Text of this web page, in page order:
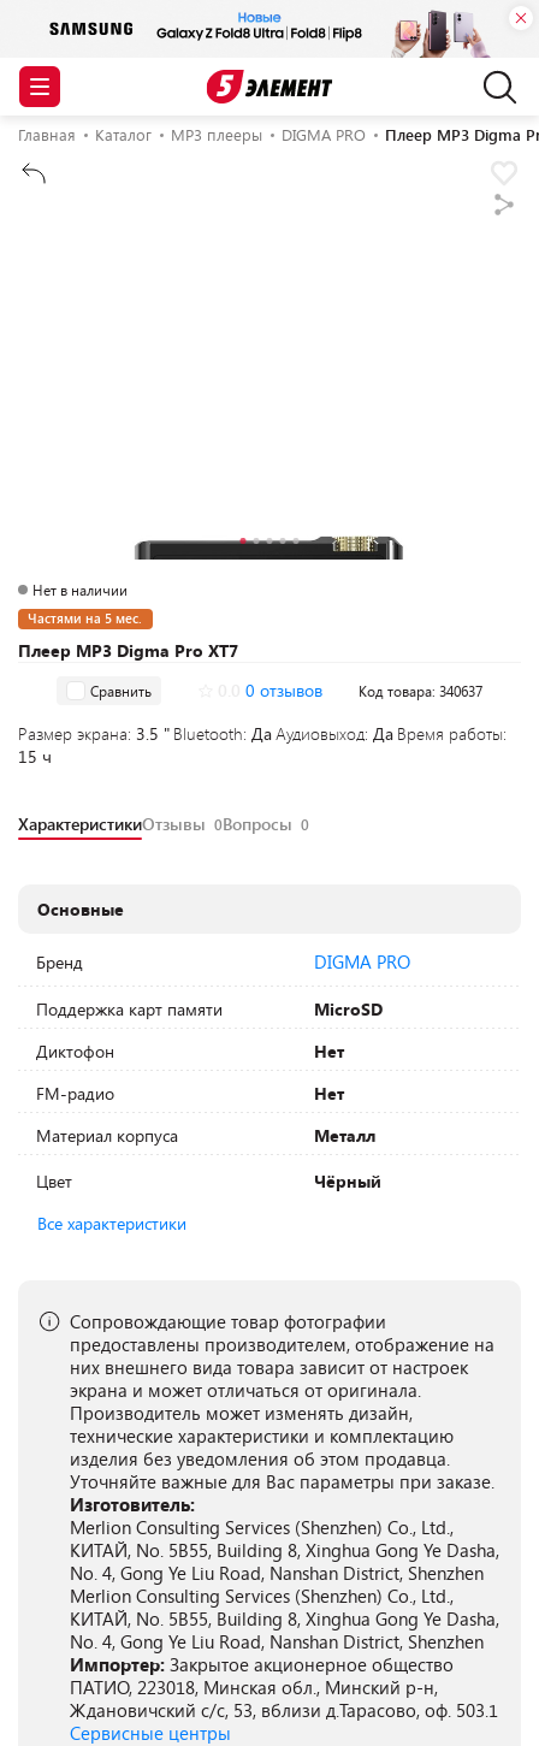
Главная Каталог MP3 плееры DIGMA PRO Плеер MP3 Digma
Плеер MP3 Digma Pro XT7
Нет в наличии
Частями на 5 мес.
Сравнить 0 отзывов Код товара: 340637
Размер экрана: 3.5 " Bluetooth: ДаАудиовыход: Да Время работы:
15 ч
ХарактеристикиОтзывы 0Вопросы 0
Основные
Бренд DIGMA PRO
Поддержка карт памяти
MicroSD
Диктофон
Нет
FM-радио
Нет
Материал корпуса
Металл
Цвет
Чёрный
Все характеристики
Сопровождающие товар фотографии
предоставлены производителем, отображение на
них внешнего вида товара зависит от настроек
экрана и может отличаться от оригинала.
Производитель может изменять дизайн,
технические характеристики и комплектацию
изделия без уведомления об этом продавца.
Уточняйте важные для Вас параметры при заказе.
Изготовитель:
Merlion Consulting Services (Shenzhen) Co., Ltd.,
КИТАЙ, No. 5B55, Building 8, Xinghua Gong Ye Dasha,
No. 4, Gong Ye Liu Road, Nanshan District, Shenzhen
Merlion Consulting Services (Shenzhen) Co., Ltd.,
КИТАЙ, No. 5B55, Building 8, Xinghua Gong Ye Dasha,
No. 4, Gong Ye Liu Road, Nanshan District, Shenzhen
Импортер: Закрытое акционерное общество
ПАТИО, 223018, Минская обл., Минский р-н,
Ждановичский с/с, 53, вблизи д.Тарасово, оф. 503.1
Сервисные центры